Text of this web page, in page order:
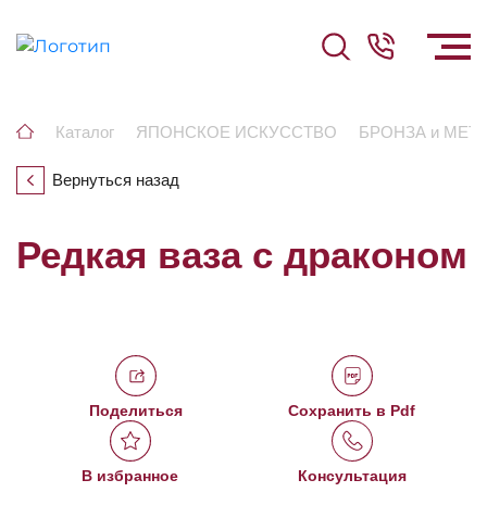
Каталог ЯПОНСКОЕ ИСКУССТВО БРОНЗА и
Вернуться назад
Редкая ваза с драконом
Поделиться Сохранить в Pdf
В избранное Консультация